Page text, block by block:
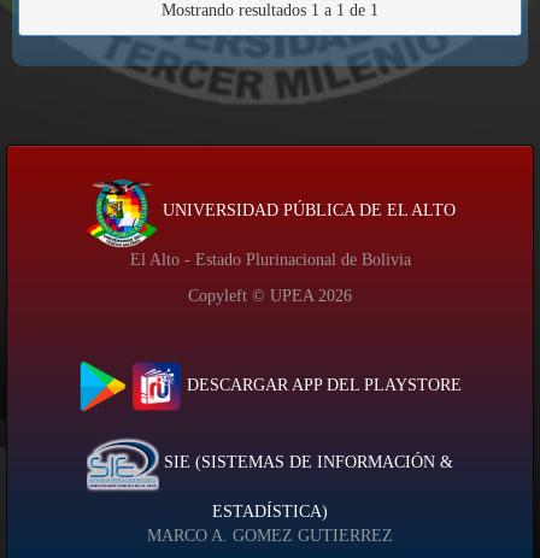
Mostrando resultados 1 a 1 de 1
UNIVERSIDAD PÚBLICA DE EL ALTO
El Alto - Estado Plurinacional de Bolivia
Copyleft © UPEA 2026
DESCARGAR APP DEL PLAYSTORE
SIE (SISTEMAS DE INFORMACIÓN &
ESTADÍSTICA)
MARCO A. GOMEZ GUTIERREZ